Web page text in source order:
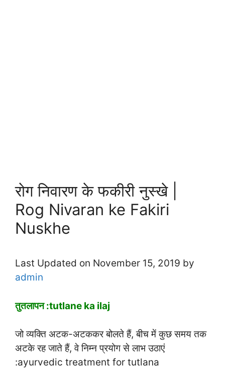
रोग निवारण के फकीरी नुस्खे |
Rog Nivaran ke Fakiri
Nuskhe
Last Updated on November 15, 2019 by
admin
तुतलापन :tutlane ka ilaj
जो व्यक्ति अटक-अटककर बोलते हैं, बीच में कुछ समय तक
अटके रह जाते हैं, वे निम्न प्रयोग से लाभ उठाएं
:ayurvedic treatment for tutlana